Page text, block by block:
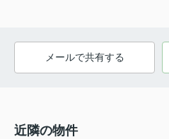
メールで共有する
近隣の物件